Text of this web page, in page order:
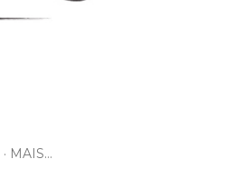
MAIS…